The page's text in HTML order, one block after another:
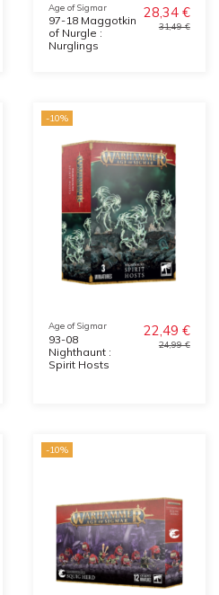
Age of Sigmar
97-18 Maggotkin
of Nurgle :
Nurglings
28,34 €
31,49 €
-10%
Age of Sigmar
93-08
Nighthaunt :
Spirit Hosts
22,49 €
24,99 €
-10%